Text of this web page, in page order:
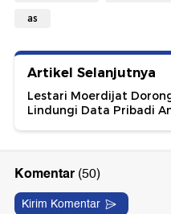
as
Artikel Selanjutnya
Lestari Moerdijat
Lindungi Data Pribadi